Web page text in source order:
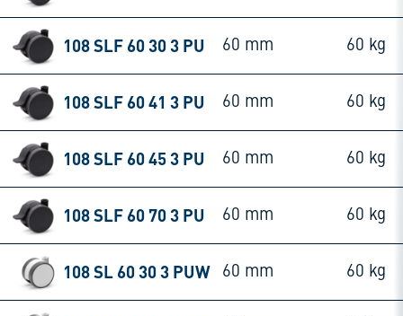
108 SLF 60 30 3 PU 60 mm 60 kg
108 SLF 60 41 3 PU 60 mm 60 kg
108 SLF 60 45 3 PU 60 mm 60 kg
108 SLF 60 70 3 PU 60 mm 60 kg
108 SL 60 30 3 PUW 60 mm 60 kg